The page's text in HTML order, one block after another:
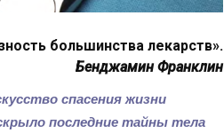
большинства лекарств».
Бенджамин Франклин
спасения жизни
последние тайны тела